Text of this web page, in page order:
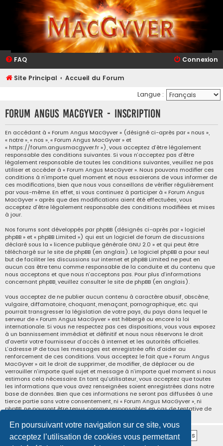
En poursuivant votre navigation sur ce site, vous
acceptez l’utilisation de cookies vous permettant
FAQ Connexion
Site Principal
Accueil du Forum
Langue :
Forum Angus MacGyver - Inscription
En accédant à « Forum Angus MacGyver » (désigné ci-après par « nous »,
« notre », « nos », « Forum Angus MacGyver » et
« https://forum.angusmacgyver.fr »), vous acceptez d’être légalement
responsable des conditions suivantes. Si vous n’acceptez pas d’être
légalement responsable de toutes les conditions suivantes, veuillez ne pas
utiliser et accéder à « Forum Angus MacGyver ». Nous pouvons modifier ces
conditions à n’importe quel moment et nous essaierons de vous informer de
ces modifications, bien que nous vous conseillons de vérifier régulièrement
par vous-même. En effet, si vous continuez à participer à « Forum Angus
MacGyver » après que des modifications aient été effectuées, vous
acceptez d’être légalement responsable des conditions modifiées et mises
à jour.
Nos forums sont développés par phpBB (désignés ci-après par « logiciel
phpBB » et « phpBB Limited ») qui est un logiciel de forum de discussions
déclaré sous la « licence publique générale GNU 2.0 » et qui peut être
téléchargé sur le site de phpBB (en anglais). Le logiciel phpBB a pour seul
but de faciliter les discussions sur internet et phpBB Limited ne peut en
aucun cas être tenu comme responsable de la conduite et du contenu que
nous acceptons et que nous n’acceptons pas. Pour plus d’informations
concernant phpBB, veuillez consulter le site de phpBB (en anglais).
Vous acceptez de ne publier aucun contenu à caractère abusif, obscène,
vulgaire, diffamatoire, choquant, menaçant, pornographique, etc. qui
pourrait transgresser la législation de votre pays, du pays dans lequel le
serveur de « Forum Angus MacGyver » est hébergé ou encore la loi
internationale. Si vous ne respectez pas ces dispositions, vous vous exposez
à un bannissement immédiat et définitif et nous nous réservons le droit
d’avertir votre fournisseur d’accès à internet et les autorités officielles.
L’adresse IP de tous les messages est enregistrée afin d’aider au
renforcement de ces conditions. Vous acceptez le fait que « Forum Angus
MacGyver » ait le droit de supprimer, de modifier, de déplacer ou de
verrouiller n’importe quel sujet et message à n’importe quel moment si nous
estimons cela nécessaire. En tant qu’utilisateur, vous acceptez que toutes
les informations que vous avez renseignées soient enregistrées dans notre
base de données. Bien que ces informations ne seront pas diffusées à une
tierce partie sans votre consentement, ni « Forum Angus MacGyver », ni
phpBB, ne pourront être tenus comme responsables en cas de tentative de